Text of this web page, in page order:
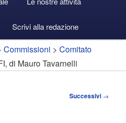
Scrivi alla redazione
Commissioni >Comitato
di Mauro Tavarnelli
Successivi →